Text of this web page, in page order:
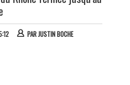
PARJUSTIN BOCHE